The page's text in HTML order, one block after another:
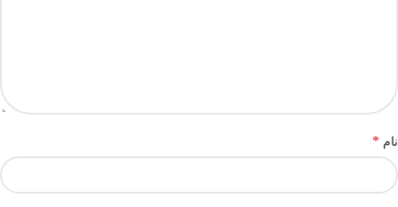
نام *